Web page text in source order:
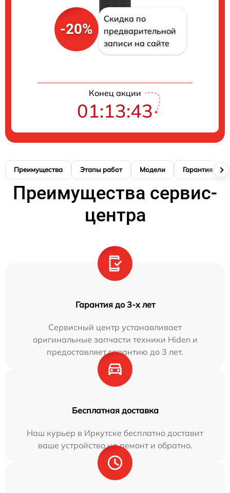
-20%
Скидка по
предварительной
записи на сайте
Конец акции
01:13:42
Преимущества Этапы работ Модели Гарантия
Преимущества сервис-
центра
Гарантия до 3-х лет
Сервисный центр устанавливает
оригинальные запчасти техники Hiden и
предоставляет гарантию до 3 лет.
Бесплатная доставка
Наш курьер в Иркутске бесплатно доставит
ваше устройство на ремонт и обратно.